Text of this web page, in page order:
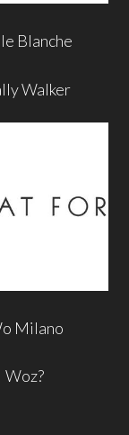
Blanche
Walker
Milano
Woz?